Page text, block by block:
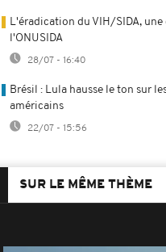
L'éradication du VIH/SIDA,
l'ONUSIDA
28/07 - 16:40
Brésil : Lula hausse le ton sur
américains
22/07 - 15:56
SUR LE MÊME THÈME